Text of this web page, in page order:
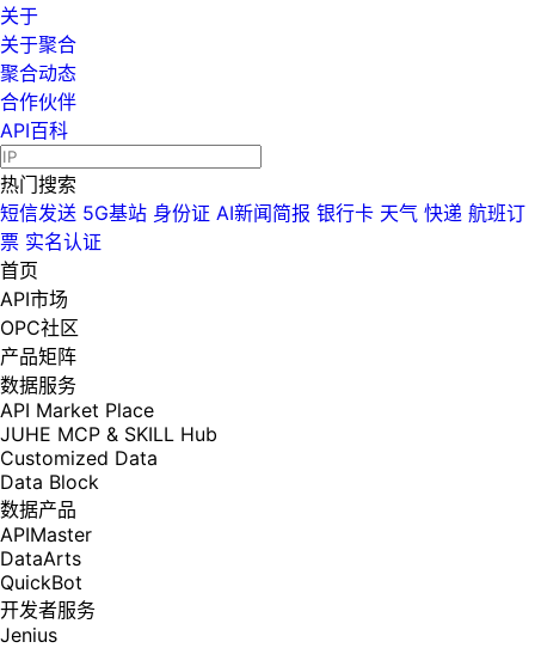
关于
关于聚合
聚合动态
合作伙伴
API百科
热门搜索
短信发送 5G基站 身份证 AI新闻简报 银行卡 天气 快递 航班订
票 实名认证
首页
API市场
OPC社区
产品矩阵
数据服务
API Market Place
JUHE MCP & SKILL Hub
Customized Data
Data Block
数据产品
APIMaster
DataArts
QuickBot
开发者服务
Jenius